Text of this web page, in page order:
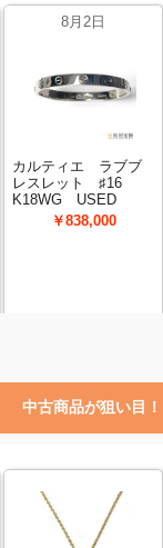
中古商品が狙い目！